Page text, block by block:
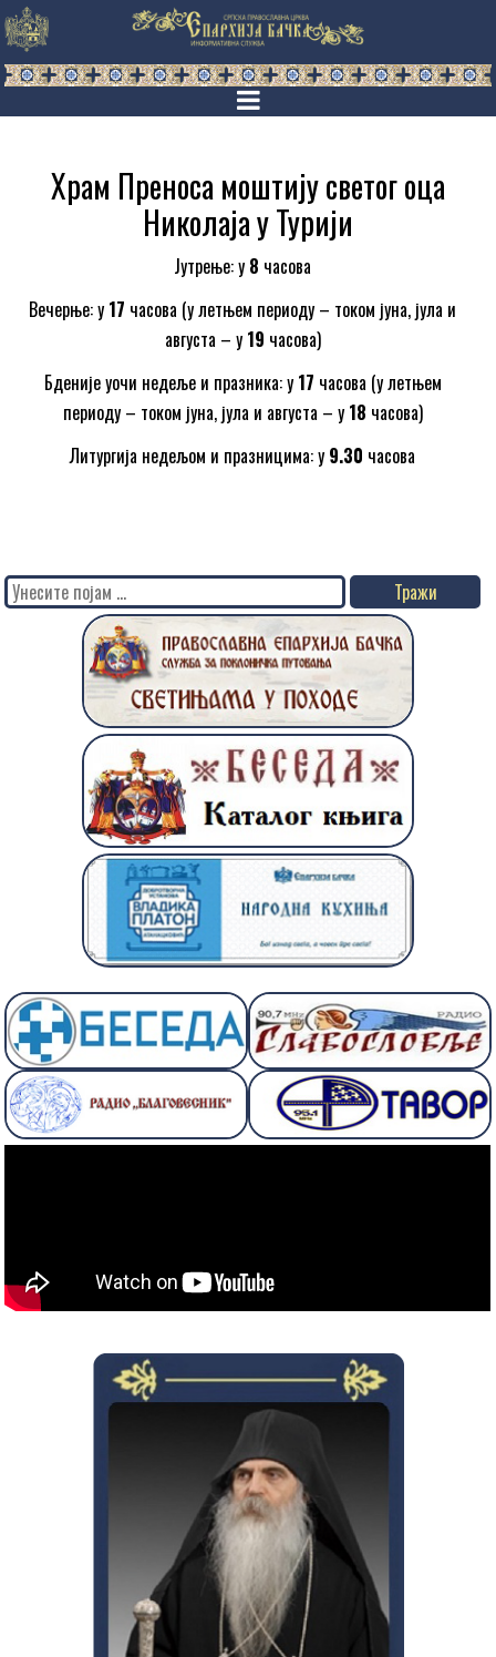
Храм Преносa моштију свeтог оца
Николаја у Турији
Јутрење: у 8 часова
Вечерње: у 17 часова (у летњем периоду – током јуна, јула и
августа – у 19 часова)
Бденије уочи недеље и празника: у 17 часова (у летњем
периоду – током јуна, јула и августа – у 18 часова)
Литургија недељом и празницима: у 9.30 часова
Search
for: